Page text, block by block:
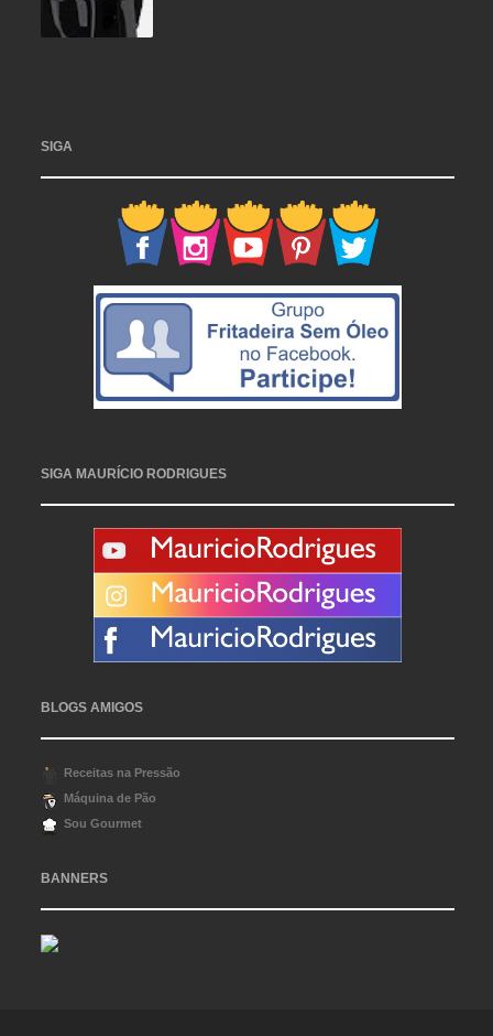
SIGA
SIGA MAURÍCIO RODRIGUES
BLOGS AMIGOS
Receitas na Pressão
Máquina de Pão
Sou Gourmet
BANNERS